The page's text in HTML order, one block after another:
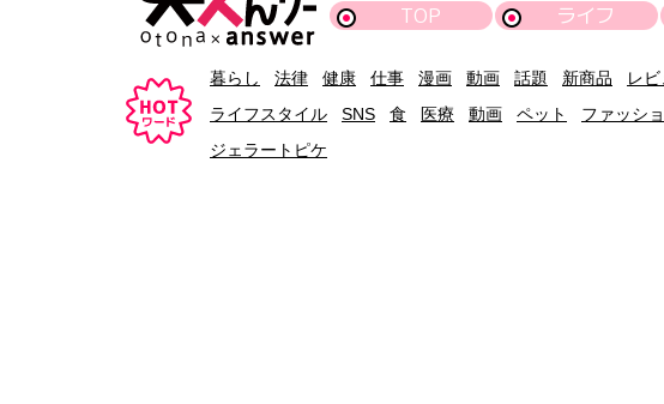
TOP ライフ
暮らし 法律 健康 仕事 漫画 動画 話題 新商品
レ
ライフスタイル
SNS 食 医療 動画 ペット ファッシ
ジェラートピケ